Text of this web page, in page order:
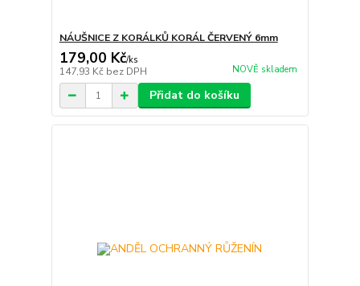
NÁUŠNICE Z KORÁLKŮ KORÁL ČERVENÝ 6mm
179,00 Kč/ks
147,93 Kč bez DPH NOVĚ skladem
Přidat do košíku